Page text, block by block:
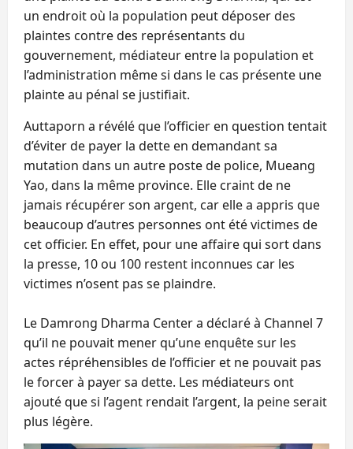
un endroit où la population peut déposer des
plaintes contre des représentants du
gouvernement, médiateur entre la population et
l’administration même si dans le cas présente une
plainte au pénal se justifiait.
Auttaporn a révélé que l’officier en question tentait
d’éviter de payer la dette en demandant sa
mutation dans un autre poste de police, Mueang
Yao, dans la même province. Elle craint de ne
jamais récupérer son argent, car elle a appris que
beaucoup d’autres personnes ont été victimes de
cet officier. En effet, pour une affaire qui sort dans
la presse, 10 ou 100 restent inconnues car les
victimes n’osent pas se plaindre.
Le Damrong Dharma Center a déclaré à Channel 7
qu’il ne pouvait mener qu’une enquête sur les
actes répréhensibles de l’officier et ne pouvait pas
le forcer à payer sa dette. Les médiateurs ont
ajouté que si l’agent rendait l’argent, la peine serait
plus légère.